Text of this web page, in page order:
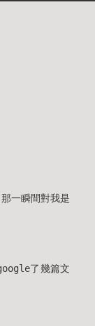
一瞬間對我是
了幾篇文